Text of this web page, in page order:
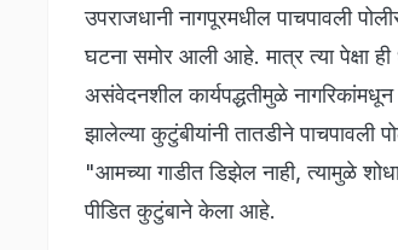
उपराजधानी नागपूरमधील पाचपावली
घटना समोर आली आहे. मात्र त्या पेक्षा
असंवेदनशील कार्यपद्धतीमुळे
झालेल्या कुटुंबीयांनी तातडीने पाचपावली
"आमच्या गाडीत डिझेल नाही, त्यामुळे
पीडित कुटुंबाने केला आहे.